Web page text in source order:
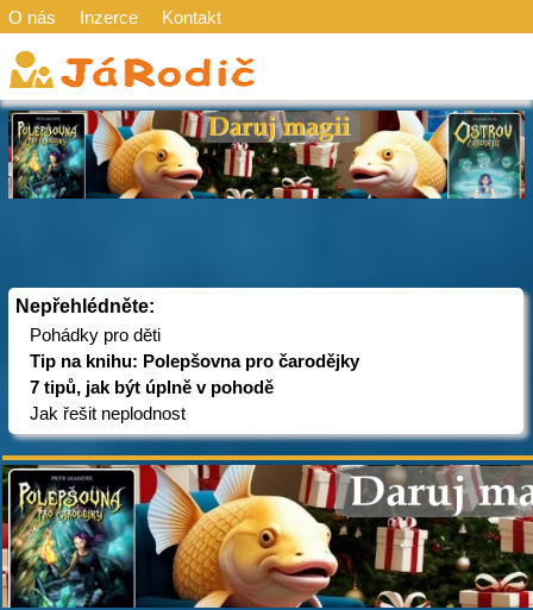
O nás Inzerce Kontakt
Nepřehlédněte:
Pohádky pro děti
Tip na knihu: Polepšovna pro čarodějky
7 tipů, jak být úplně v pohodě
Jak řešit neplodnost